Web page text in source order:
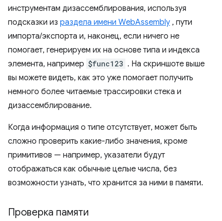
инструментам дизассемблирования, используя
подсказки из раздела имени WebAssembly , пути
импорта/экспорта и, наконец, если ничего не
помогает, генерируем их на основе типа и индекса
элемента, например $func123 . На скриншоте выше
вы можете видеть, как это уже помогает получить
немного более читаемые трассировки стека и
дизассемблирование.
Когда информация о типе отсутствует, может быть
сложно проверить какие-либо значения, кроме
примитивов — например, указатели будут
отображаться как обычные целые числа, без
возможности узнать, что хранится за ними в памяти.
Проверка памяти